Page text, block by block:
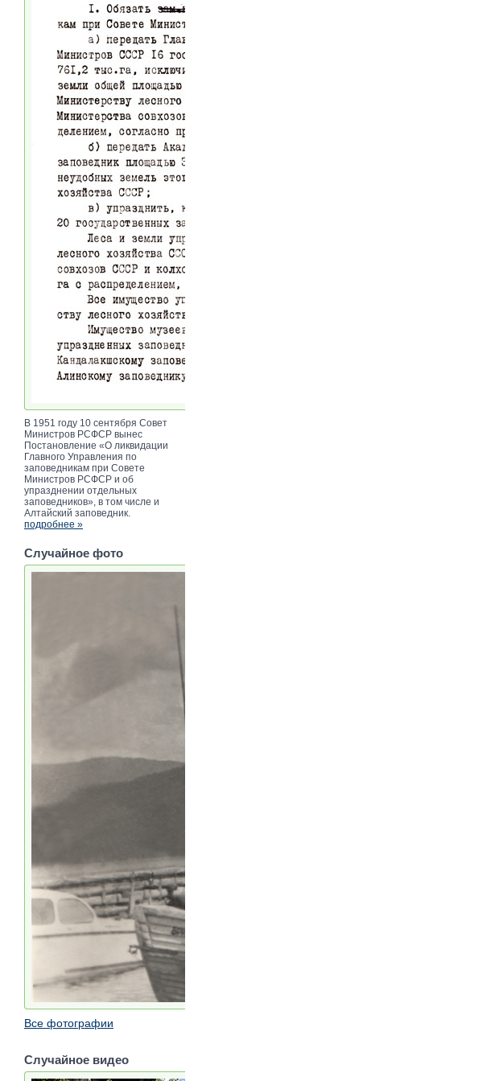
В 1951 году 10 сентября Совет
Министров РСФСР вынес
Постановление «О ликвидации
Главного Управления по
заповедникам при Совете
Министров РСФСР и об
упразднении отдельных
заповедников», в том числе и
Алтайский заповедник.
подробнее »
Случайное фото
Все фотографии
Случайное видео